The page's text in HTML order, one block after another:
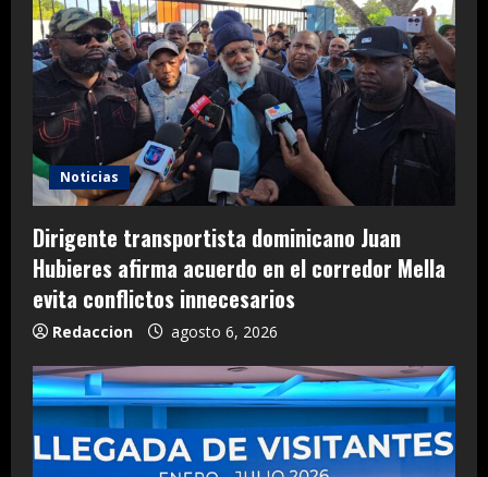
Noticias
Dirigente transportista dominicano Juan
Hubieres afirma acuerdo en el corredor Mella
evita conflictos innecesarios
Redaccion agosto 6, 2026